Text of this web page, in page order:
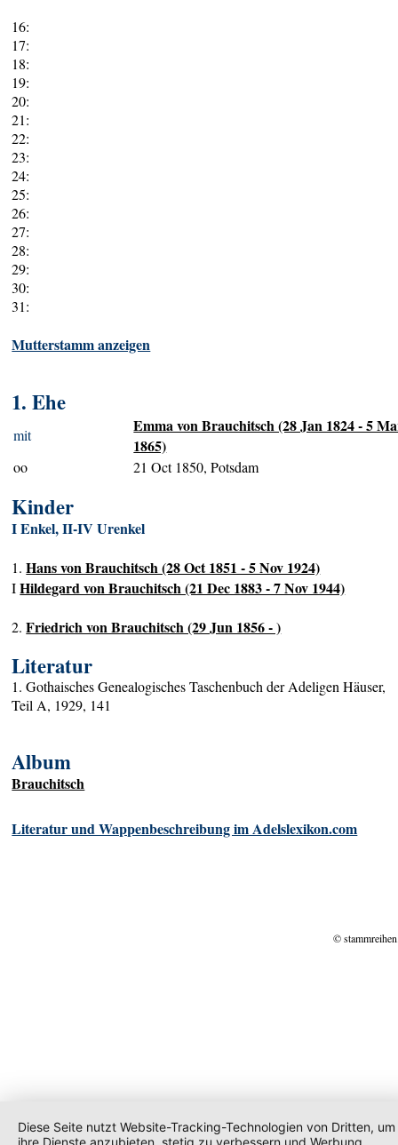
16:
17:
18:
19:
20:
21:
22:
23:
24:
25:
26:
27:
28:
29:
30:
31:
Mutterstamm anzeigen
1. Ehe
mit
Emma von Brauchitsch (28 Jan 1824 - 5
1865)
oo 21 Oct 1850, Potsdam
Kinder
I Enkel, II-IV Urenkel
1.Hans von Brauchitsch (28 Oct 1851 - 5 Nov 1924)
IHildegard von Brauchitsch (21 Dec 1883 - 7 Nov 1944)
2.Friedrich von Brauchitsch (29 Jun 1856 - )
Literatur
1. Gothaisches Genealogisches Taschenbuch der Adeligen Häuser,
Teil A, 1929, 141
Album
Brauchitsch
Literatur und Wappenbeschreibung im Adelslexikon.com
©
Diese Seite nutzt Website-Tracking-Technologien von Dritten, um
ihre Dienste anzubieten, stetig zu verbessern und Werbung